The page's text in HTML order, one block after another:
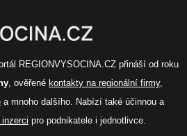
REGIONVYSOCINA.CZ přináší od roku
, ověřené kontakty na regionální firmy,
a mnoho dalšího. Nabízí také účinnou a
pro podnikatele i jednotlivce.